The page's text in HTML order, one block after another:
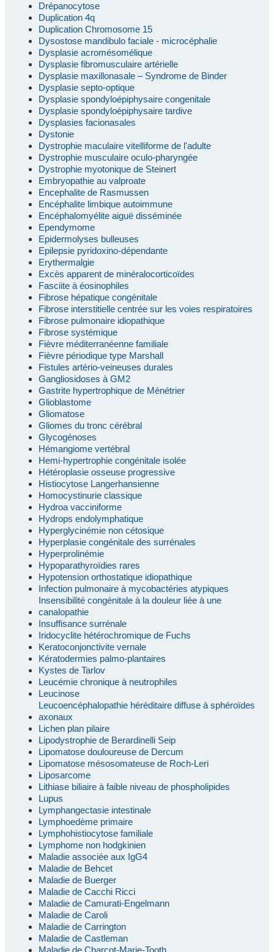
Drépanocytose
Duplication 4q
Duplication Chromosome 15
Dysostose mandibulo faciale - microcéphalie
Dysplasie acromésomélique
Dysplasie fibromusculaire artérielle
Dysplasie maxillonasale – Syndrome de Binder
Dysplasie septo-optique
Dysplasie spondyloépiphysaire congenitale
Dysplasie spondyloépiphysaire tardive
Dysplasies facionasales
Dystonie
Dystrophie maculaire vitelliforme de l'adulte
Dystrophie musculaire oculo-pharyngée
Dystrophie myotonique de Steinert
Embryopathie au valproate
Encephalite de Rasmussen
Encéphalite limbique autoimmune
Encéphalomyélite aiguë disséminée
Ependymome
Epidermolyses bulleuses
Epilepsie pyridoxino-dépendante
Erythermalgie
Excès apparent de minéralocorticoïdes
Fasciite à éosinophiles
Fibrose hépatique congénitale
Fibrose interstitielle centrée sur les voies respiratoires
Fibrose pulmonaire idiopathique
Fibrose systémique
Fièvre méditerranéenne familiale
Fièvre périodique type Marshall
Fistules artério-veineuses durales
Gangliosidoses à GM2
Gastrite hypertrophique de Ménétrier
Glioblastome
Gliomatose
Gliomes du tronc cérébral
Glycogénoses
Hémangiome vertébral
Hemi-hypertrophie congénitale isolée
Hétéroplasie osseuse progressive
Histiocytose Langerhansienne
Homocystinurie classique
Hydroa vacciniforme
Hydrops endolymphatique
Hyperglycinémie non cétosique
Hyperplasie congénitale des surrénales
Hyperprolinémie
Hypoparathyroïdies rares
Hypotension orthostatique idiopathique
Infection pulmonaire à mycobactéries atypiques
Insensibilité congénitale à la douleur liée à une
canalopathie
Insuffisance surrénale
Iridocyclite hétérochromique de Fuchs
Keratoconjonctivite vernale
Kératodermies palmo-plantaires
Kystes de Tarlov
Leucémie chronique à neutrophiles
Leucinose
Leucoencéphalopathie héréditaire diffuse à sphéroïdes
axonaux
Lichen plan pilaire
Lipodystrophie de Berardinelli Seip
Lipomatose douloureuse de Dercum
Lipomatose mésosomateuse de Roch-Leri
Liposarcome
Lithiase biliaire à faible niveau de phospholipides
Lupus
Lymphangectasie intestinale
Lymphoedème primaire
Lymphohistiocytose familiale
Lymphome non hodgkinien
Maladie associée aux IgG4
Maladie de Behcet
Maladie de Buerger
Maladie de Cacchi Ricci
Maladie de Camurati-Engelmann
Maladie de Caroli
Maladie de Carrington
Maladie de Castleman
Maladie de Charcot-Marie-Tooth